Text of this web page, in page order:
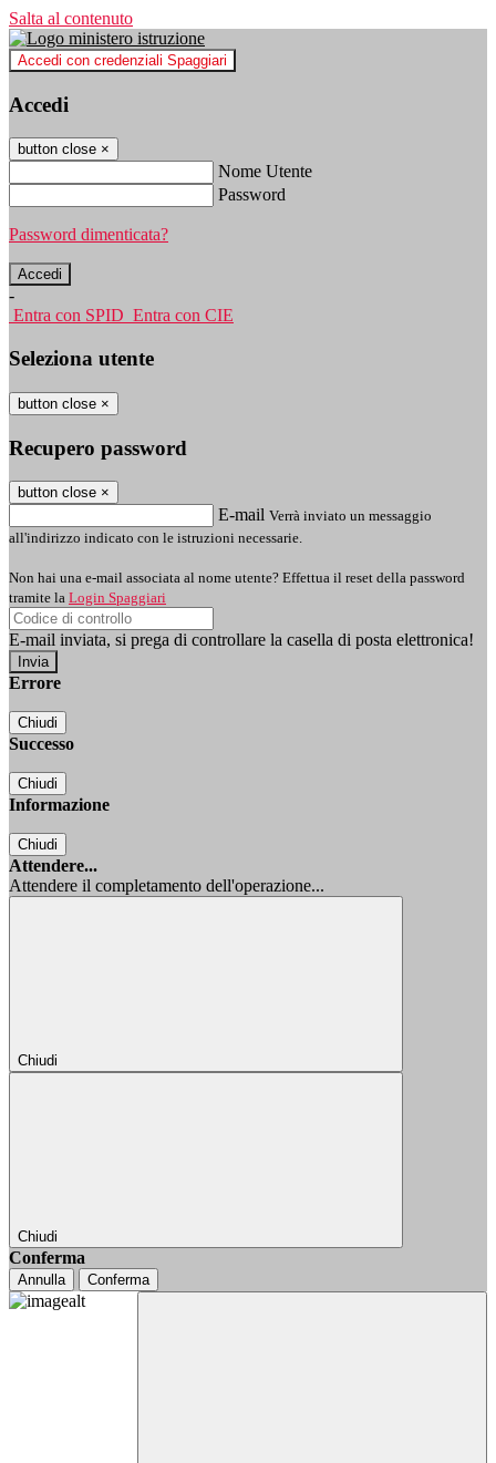
Salta al contenuto
Accedi con credenziali Spaggiari
Accedi
button close ×
Nome Utente
Password
Password dimenticata?
-
Entra con SPID Entra con CIE
Seleziona utente
button close ×
Recupero password
button close ×
E-mail Verrà inviato un messaggio
all'indirizzo indicato con le istruzioni necessarie.
Non hai una e-mail associata al nome utente? Effettua il reset della password
tramite la Login Spaggiari
E-mail inviata, si prega di controllare la casella di posta elettronica!
Errore
Chiudi
Successo
Chiudi
Informazione
Chiudi
Attendere...
Attendere il completamento dell'operazione...
Chiudi
Chiudi
Conferma
Annulla Conferma